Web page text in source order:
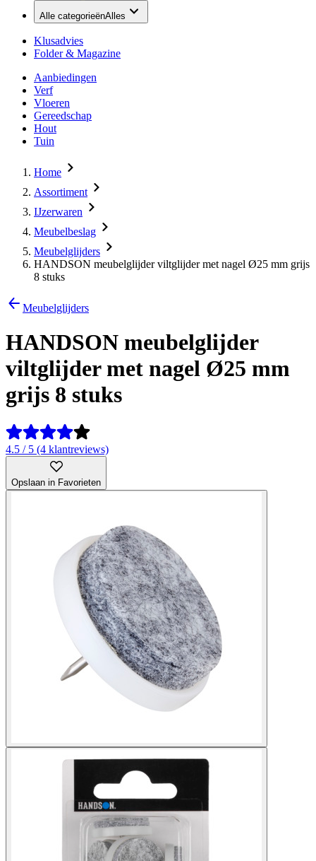
Alle categorieënAlles
Klusadvies
Folder & Magazine
Aanbiedingen
Verf
Vloeren
Gereedschap
Hout
Tuin
Home
Assortiment
IJzerwaren
Meubelbeslag
Meubelglijders
HANDSON meubelglijder viltglijder met nagel Ø25 mm grijs
8 stuks
Meubelglijders
HANDSON meubelglijder
viltglijder met nagel Ø25 mm
grijs 8 stuks
4.5 / 5 (4 klantreviews)
Opslaan in Favorieten